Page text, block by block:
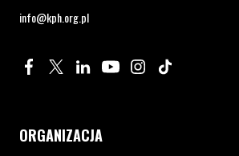
info@kph.org.pl
Profil na Facebook. Strona otwiera się w
Profil na Twitter. Strona otwiera
Profil na LinkedIn. Strona
Profil na YouTube.
Profil na
ORGANIZACJA